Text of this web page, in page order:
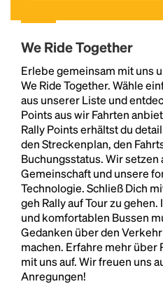
We Ride Together
Erlebe gemeinsam mit uns
We Ride Together. Wähle
aus unserer Liste und
Points aus wir Fahrten
Rally Points erhältst du
den Streckenplan, den
Buchungsstatus. Wir setzen
Gemeinschaft und unsere
Technologie. Schließ Dich
geh Rally auf Tour zu
und komfortablen Bussen
Gedanken über den
machen. Erfahre mehr über
mit uns auf. Wir freuen uns
Anregungen!
Lorem Ipsum is simply
and typesetting industry.
industry's standard
1500s, when an
type and scrambled it to
book. It has survived not
the leap into electronic
essentially